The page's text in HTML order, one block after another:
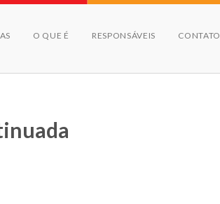
O QUE É RESPONSÁVEIS CONTATO